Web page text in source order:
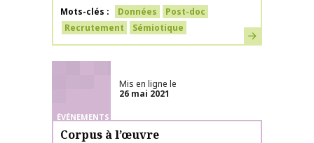
Mots-clés
Données
Post-doc
Recrutement
Sémiotique En savoir plus
ÉVÉNEMENTS
Mis en ligne le
26 mai 2021
Corpus à l’œuvre